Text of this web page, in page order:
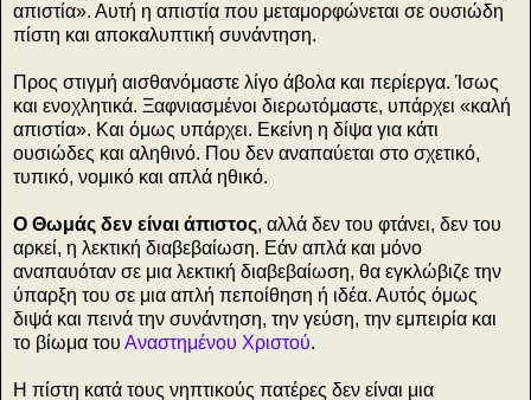
απιστία». Αυτή η απιστία που μεταμορφώνεται σε ουσιώδη
πίστη και αποκαλυπτική συνάντηση.
Προς στιγμή αισθανόμαστε λίγο άβολα και περίεργα. Ίσως
και ενοχλητικά. Ξαφνιασμένοι διερωτόμαστε, υπάρχει «καλή
απιστία». Και όμως υπάρχει. Εκείνη η δίψα για κάτι
ουσιώδες και αληθινό. Που δεν αναπαύεται στο σχετικό,
τυπικό, νομικό και απλά ηθικό.
Ο Θωμάς δεν είναι άπιστος, αλλά δεν του φτάνει, δεν του
αρκεί, η λεκτική διαβεβαίωση. Εάν απλά και μόνο
αναπαυόταν σε μια λεκτική διαβεβαίωση, θα εγκλώβιζε την
ύπαρξη του σε μια απλή πεποίθηση ή ιδέα. Αυτός όμως
διψά και πεινά την συνάντηση, την γεύση, την εμπειρία και
το βίωμα του Αναστημένου Χριστού.
Η πίστη κατά τους νηπτικούς πατέρες δεν είναι μια